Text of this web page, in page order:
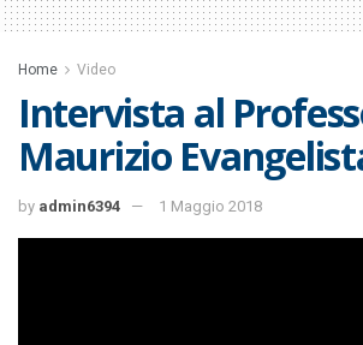
Home Video
Intervista al
Maurizio
by admin6394 1 Maggio 2018